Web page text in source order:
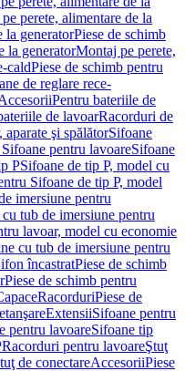
perete, alimentare de la
la generatorPiese de schimb
la generatorMontaj pe perete,
caldPiese de schimb pentru
de reglare rece-
Pentru bateriile de
de lavoarRacorduri de
aparate şi spălătorSifoane
pentru lavoareSifoane
PSifoane de tip P, model cu
Sifoane de tip P, model
imersiune pentru
tub de imersiune pentru
lavoar, model cu economie
cu tub de imersiune pentru
încastratPiese de schimb
Piese de schimb pentru
RacorduriPiese de
ExtensiiSifoane pentru
pentru lavoareSifoane tip
Racorduri pentru lavoareŞtuţ
de conectareAccesoriiPiese